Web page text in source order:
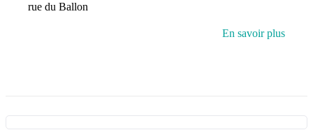
rue du Ballon
En savoir plus